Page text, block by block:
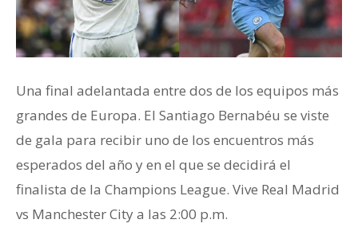
Una final adelantada entre dos de los equipos más
grandes de Europa. El Santiago Bernabéu se viste
de gala para recibir uno de los encuentros más
esperados del año y en el que se decidirá el
finalista de la Champions League. Vive Real Madrid
vs Manchester City a las 2:00 p.m.